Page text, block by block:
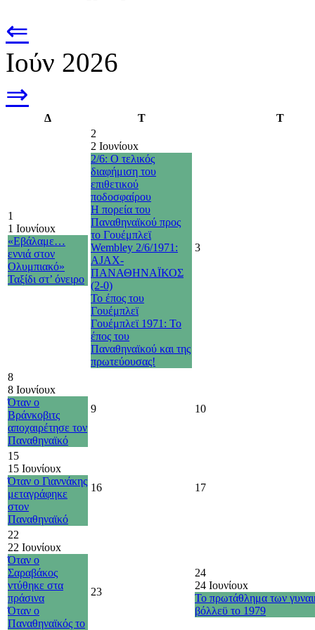
⇐
Ιούν 2026
⇒
Δ Τ Τ
1
1 Ιουνίουx
«Εβάλαμε…
εννιά στον
Ολυμπιακό»
Ταξίδι στ’ όνειρο
2
2 Ιουνίουx
2/6: Ο τελικός
διαφήμιση του
επιθετικού
ποδοσφαίρου
Η πορεία του
Παναθηναϊκού προς
το Γουέμπλεϊ
Wembley 2/6/1971:
AJAX-
ΠΑΝΑΘΗΝΑΪΚΟΣ
(2-0)
Το έπος του
Γουέμπλεϊ
Γουέμπλεϊ 1971: Το
έπος του
Παναθηναϊκού και της
πρωτεύουσας!
3
8
8 Ιουνίουx
Όταν ο
Βράνκοβιτς
αποχαιρέτησε τον
Παναθηναϊκό
9 10
15
15 Ιουνίουx
Όταν ο Γιαννάκης
μεταγράφηκε
στον
Παναθηναϊκό
16 17
22
22 Ιουνίουx
Όταν ο
Σαραβάκος
ντύθηκε στα
πράσινα
Όταν ο
Παναθηναϊκός το
23
24
24 Ιουνίουx
Το πρωτάθλημα των
βόλλεϋ το 1979